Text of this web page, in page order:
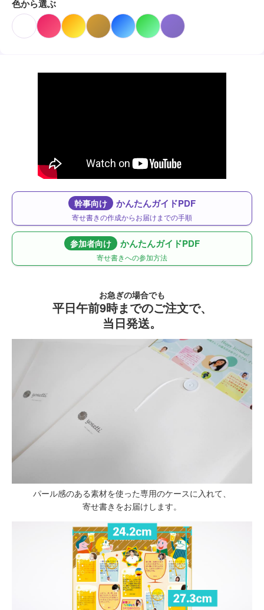
色から選ぶ
幹事向け かんたんガイドPDF
寄せ書きの作成からお届けまでの手順
参加者向け かんたんガイドPDF
寄せ書きへの参加方法
お急ぎの場合でも
平日午前9時までのご注文で、
当日発送。
パール感のある素材を使った専用のケースに入れて、
寄せ書きをお届けします。